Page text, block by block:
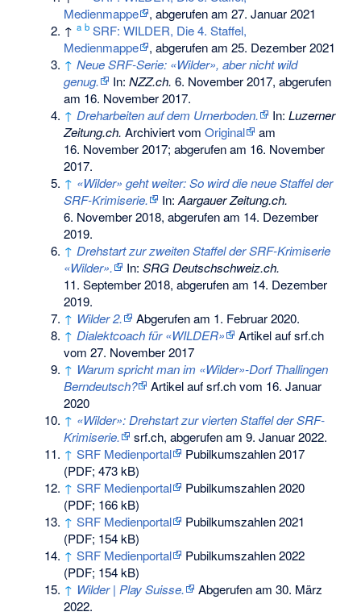
Medienmappe
, abgerufen am 27. Januar 2021
↑a b SRF: WILDER, Die 4. Staffel,
Medienmappe
, abgerufen am 25. Dezember 2021
↑ Neue SRF-Serie: «Wilder», aber nicht wild
genug.
In:NZZ.ch. 6. November 2017, abgerufen
am 16. November 2017.
↑ Dreharbeiten auf dem Urnerboden. In:Luzerner
Zeitung.ch. Archiviert vomOriginal
am
16. November 2017; abgerufen am 16. November
2017.
↑ «Wilder» geht weiter: So wird die neue Staffel der
SRF-Krimiserie.
In:Aargauer Zeitung.ch.
6. November 2018, abgerufen am 14. Dezember
2019.
↑ Drehstart zur zweiten Staffel der SRF-Krimiserie
«Wilder».
In:SRG Deutschschweiz.ch.
11. September 2018, abgerufen am 14. Dezember
2019.
↑ Wilder 2. Abgerufen am 1. Februar 2020.
↑ Dialektcoach für «WILDER»
Artikel auf srf.ch
vom 27. November 2017
↑ Warum spricht man im «Wilder»-Dorf Thallingen
Berndeutsch?
Artikel auf srf.ch vom 16. Januar
2020
↑ «Wilder»: Drehstart zur vierten Staffel der SRF-
Krimiserie.
srf.ch, abgerufen am 9. Januar 2022.
↑ SRF Medienportal
Pubilkumszahlen 2017
(PDF; 473 kB)
↑ SRF Medienportal
Pubilkumszahlen 2020
(PDF; 166 kB)
↑ SRF Medienportal
Pubilkumszahlen 2021
(PDF; 154 kB)
↑ SRF Medienportal
Pubilkumszahlen 2022
(PDF; 154 kB)
↑ Wilder | Play Suisse.
Abgerufen am 30. März
2022.